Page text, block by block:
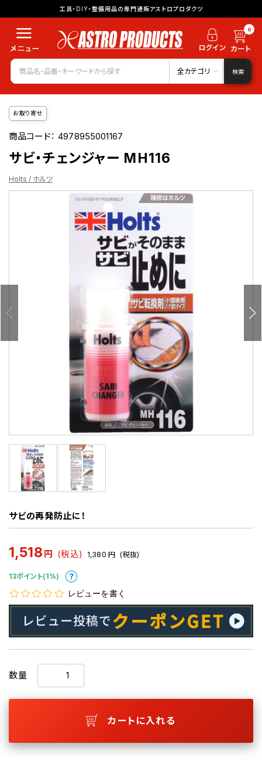
工具・DIY・整備用品の専門通販アストロプロダクツ
0
全カテゴリ 検索
お取り寄せ
商品コード：4978955001167
サビ・チェンジャー MH116
Holts / ホルツ
サビの再発防止に！
1,518 円 (税込) 1,380 円 (税抜)
13ポイント(1%)
レビューを書く
数量
カートに入れる